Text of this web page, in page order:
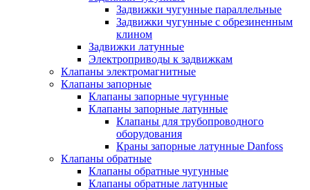
Задвижки чугунные параллельные
Задвижки чугунные с обрезиненным
клином
Задвижки латунные
Электроприводы к задвижкам
Клапаны электромагнитные
Клапаны запорные
Клапаны запорные чугунные
Клапаны запорные латунные
Клапаны для трубопроводного
оборудования
Краны запорные латунные Danfoss
Клапаны обратные
Клапаны обратные чугунные
Клапаны обратные латунные